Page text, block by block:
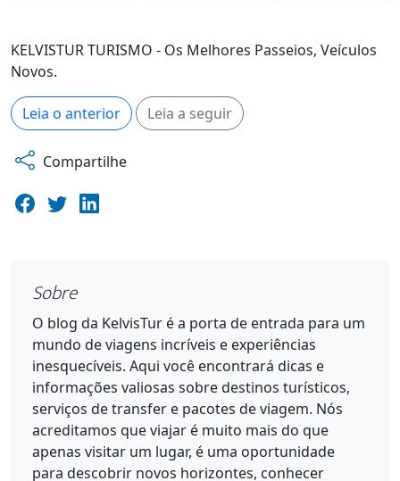
KELVISTUR TURISMO - Os Melhores Passeios, Veículos
Novos.
Leia o anterior Leia a seguir
Compartilhe
Sobre
O blog da KelvisTur é a porta de entrada para um
mundo de viagens incríveis e experiências
inesquecíveis. Aqui você encontrará dicas e
informações valiosas sobre destinos turísticos,
serviços de transfer e pacotes de viagem. Nós
acreditamos que viajar é muito mais do que
apenas visitar um lugar, é uma oportunidade
para descobrir novos horizontes, conhecer